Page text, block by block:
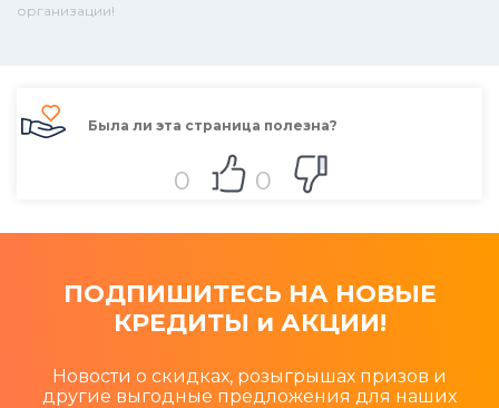
организации!
Была ли эта страница полезна?
0 0
ПОДПИШИТЕСЬ НА НОВЫЕ
КРЕДИТЫ и АКЦИИ!
Новости о скидках, розыгрышах призов и
другие выгодные предложения для наших